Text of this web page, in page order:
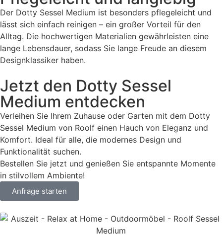
Der Dotty Sessel Medium ist besonders pflegeleicht und
lässt sich einfach reinigen – ein großer Vorteil für den
Alltag. Die hochwertigen Materialien gewährleisten eine
lange Lebensdauer, sodass Sie lange Freude an diesem
Designklassiker haben.
Jetzt den Dotty Sessel
Medium entdecken
Verleihen Sie Ihrem Zuhause oder Garten mit dem Dotty
Sessel Medium von Roolf einen Hauch von Eleganz und
Komfort. Ideal für alle, die modernes Design und
Funktionalität suchen.
Bestellen Sie jetzt und genießen Sie entspannte Momente
in stilvollem Ambiente!
Anfrage starten